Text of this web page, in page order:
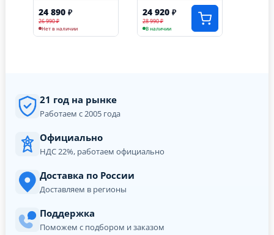
24 890 ₽
26 990 ₽
Нет в наличии
24 920 ₽
28 990 ₽
В наличии
21 год на рынке
Работаем с 2005 года
Официально
НДС 22%, работаем официально
Доставка по России
Доставляем в регионы
Поддержка
Поможем с подбором и заказом